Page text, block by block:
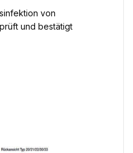
von
und bestätigt